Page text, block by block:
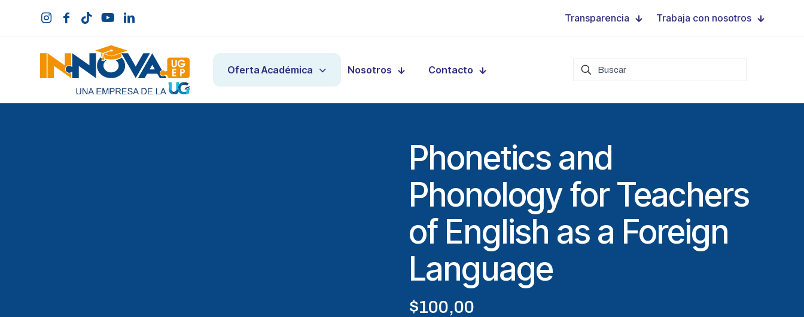
Transparencia Trabaja con nosotros
Oferta Académica Nosotros Contacto
Phonetics and
Phonology for Teachers
of English as a Foreign
Language
$100,00